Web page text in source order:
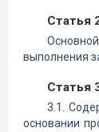
Статья
выполнения
Статья
3.1.
основании